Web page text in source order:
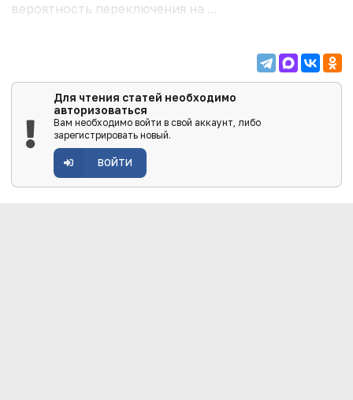
вероятность переключения на ...
Для чтения статей необходимо
авторизоваться
Вам необходимо войти в свой аккаунт, либо
зарегистрировать новый.
ВОЙТИ